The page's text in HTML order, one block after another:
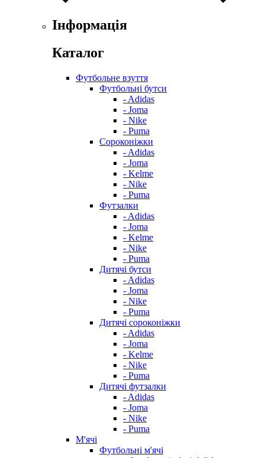
Інформація
Каталог
Футбольне взуття
Футбольні бутси
- Adidas
- Joma
- Nike
- Puma
Сороконіжки
- Adidas
- Joma
- Kelme
- Nike
- Puma
Футзалки
- Adidas
- Joma
- Kelme
- Nike
- Puma
Дитячі бутси
- Adidas
- Joma
- Nike
- Puma
Дитячі сороконіжки
- Adidas
- Joma
- Kelme
- Nike
- Puma
Дитячі футзалки
- Adidas
- Joma
- Nike
- Puma
М'ячі
Футбольні м'ячі